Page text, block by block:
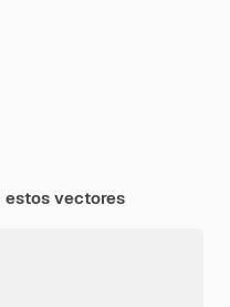
estos vectores